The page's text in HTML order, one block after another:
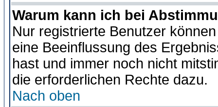
Warum kann ich bei
Nur registrierte Benutzer
eine Beeinflussung des
hast und immer noch nicht
die erforderlichen Rechte dazu.
Nach oben